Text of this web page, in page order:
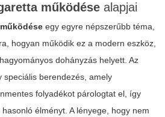
működése alapjai
egy egyre népszerűbb téma,
hogyan működik ez a modern eszköz,
dohányzás helyett. Az
speciális berendezés, amely
folyadékot párologtat el, így
élményt. A lényege, hogy nem